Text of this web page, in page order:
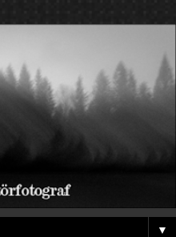
▼